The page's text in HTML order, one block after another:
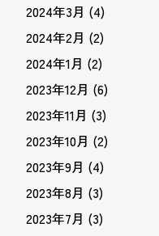
2024年3月 (4)
2024年2月 (2)
2024年1月 (2)
2023年12月 (6)
2023年11月 (3)
2023年10月 (2)
2023年9月 (4)
2023年8月 (3)
2023年7月 (3)